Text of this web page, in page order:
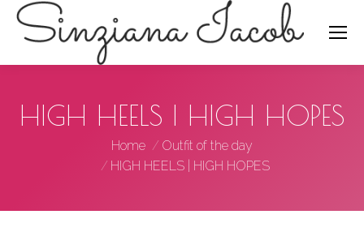
Search:
HIGH HEELS | HIGH HOPES
Home
Outfit of the day
HIGH HEELS | HIGH HOPES